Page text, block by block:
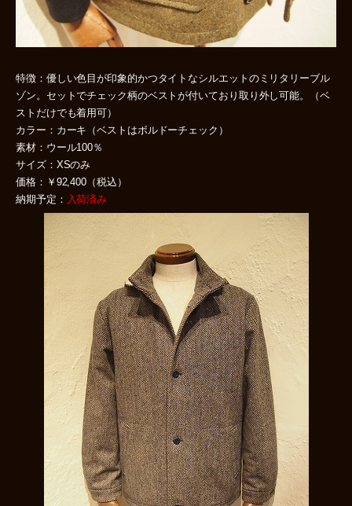
特徴：優しい色目が印象的かつタイトなシルエットのミリタリーブル
ゾン。セットでチェック柄のベストが付いており取り外し可能。（ベ
ストだけでも着用可）
カラー：カーキ（ベストはボルドーチェック）
素材：ウール100％
サイズ：XSのみ
価格：￥92,400（税込）
納期予定： 入荷済み